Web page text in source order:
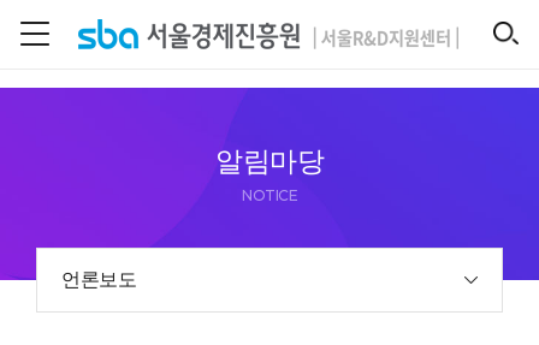
알림마당
NOTICE
언론보도